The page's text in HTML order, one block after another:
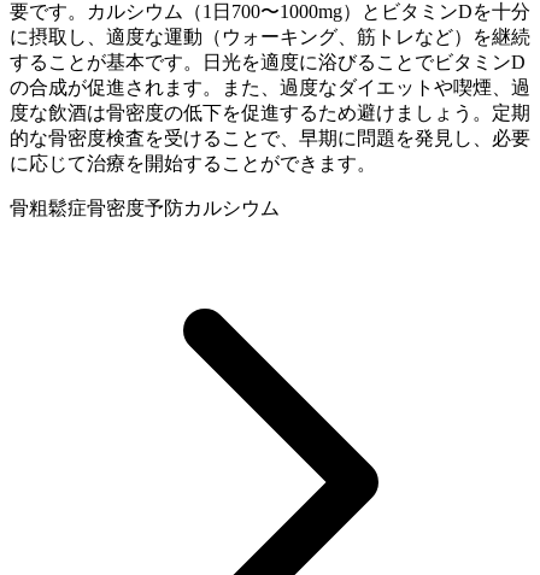
要です。カルシウム（1日700〜1000mg）とビタミンDを十分
に摂取し、適度な運動（ウォーキング、筋トレなど）を継続
することが基本です。日光を適度に浴びることでビタミンD
の合成が促進されます。また、過度なダイエットや喫煙、過
度な飲酒は骨密度の低下を促進するため避けましょう。定期
的な骨密度検査を受けることで、早期に問題を発見し、必要
に応じて治療を開始することができます。
骨粗鬆症骨密度予防カルシウム